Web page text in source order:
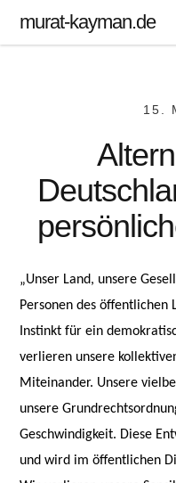
murat-kayman.de
15.
„Unser Land, unsere
Personen des öffentlichen
Instinkt für ein
verlieren unsere
Miteinander. Unsere
unsere
Geschwindigkeit. Diese
und wird im öffentlichen